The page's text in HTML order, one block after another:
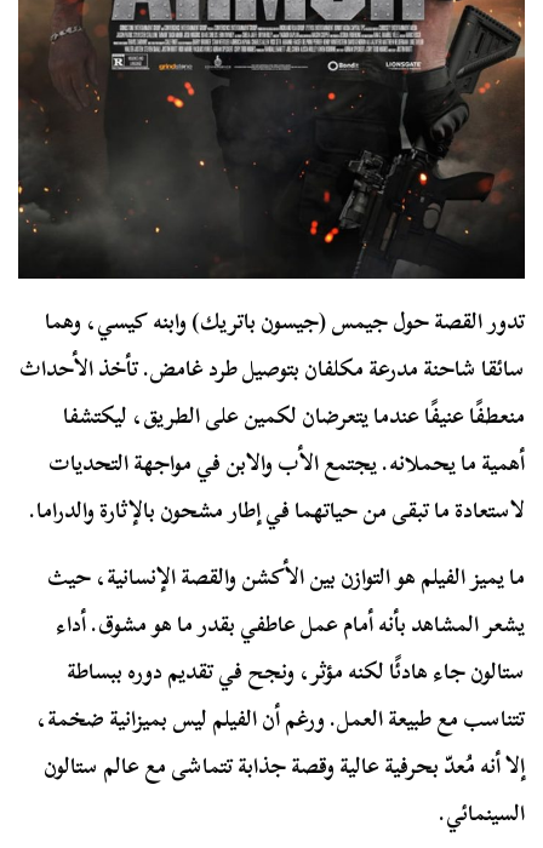
تدور القصة حول جيمس (جيسون باتريك) وابنه كيسي، وهما
سائقا شاحنة مدرعة مكلفان بتوصيل طرد غامض. تأخذ الأحداث
منعطفًا عنيفًا عندما يتعرضان لكمين على الطريق، ليكتشفا
أهمية ما يحملانه. يجتمع الأب والابن في مواجهة التحديات
لاستعادة ما تبقى من حياتهما في إطار مشحون بالإثارة والدراما.
ما يميز الفيلم هو التوازن بين الأكشن والقصة الإنسانية، حيث
يشعر المشاهد بأنه أمام عمل عاطفي بقدر ما هو مشوق. أداء
ستالون جاء هادئًا لكنه مؤثر، ونجح في تقديم دوره ببساطة
تتناسب مع طبيعة العمل. ورغم أن الفيلم ليس بميزانية ضخمة،
إلا أنه مُعدّ بحرفية عالية وقصة جذابة تتماشى مع عالم ستالون
السينمائي.